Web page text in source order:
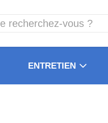
ENTRETIEN